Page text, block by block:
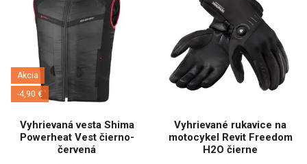
Akcia
-4,90 €
Vyhrievaná vesta Shima
Powerheat Vest čierno-
červená
Vyhrievané rukavice na
motocykel Revit Freedom
H2O čierne